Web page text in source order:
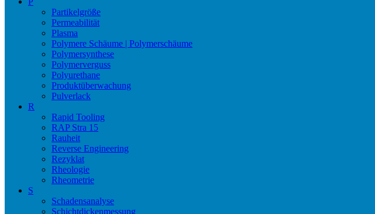
Partikelgröße
Permeabilität
Plasma
Polymere Schäume | Polymerschäume
Polymersynthese
Polymerverguss
Polyurethane
Produktüberwachung
Pulverlack
R
Rapid Tooling
RAP Stra 15
Rauheit
Reverse Engineering
Rezyklat
Rheologie
Rheometrie
S
Schadensanalyse
Schichtdickenmessung